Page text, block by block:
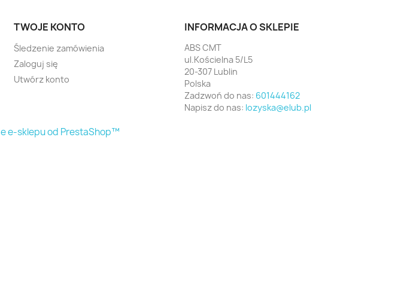
TWOJE KONTO
Śledzenie zamówienia
Zaloguj się
Utwórz konto
INFORMACJA O SKLEPIE
ABS CMT
ul.Kościelna 5/L5
20-307 Lublin
Polska
Zadzwoń do nas: 601444162
Napisz do nas: lozyska@elub.pl
e-sklepu od PrestaShop™